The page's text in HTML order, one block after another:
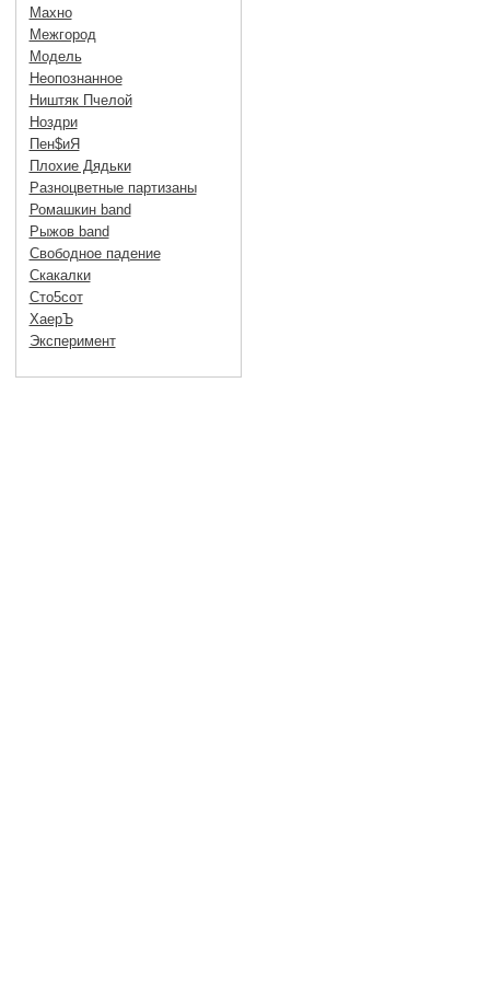
Махно
Межгород
Модель
Неопознанное
Ништяк Пчелой
Ноздри
Пен$иЯ
Плохие Дядьки
Разноцветные партизаны
Ромашкин band
Рыжов band
Свободное падение
Скакалки
Сто5сот
ХаерЪ
Эксперимент